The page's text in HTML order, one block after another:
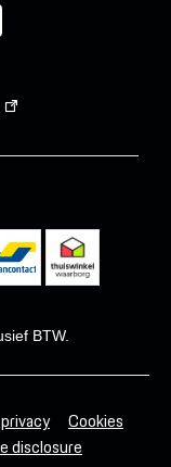
BTW.
Cookies
disclosure